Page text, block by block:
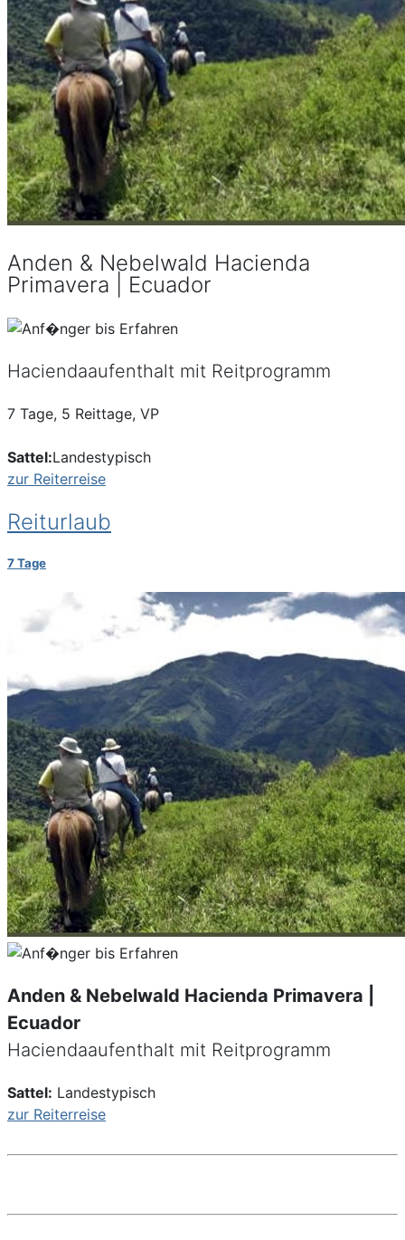
Anden & Nebelwald Hacienda
Primavera | Ecuador
Haciendaaufenthalt mit Reitprogramm
7 Tage, 5 Reittage, VP
Sattel:Landestypisch
zur Reiterreise
Reiturlaub
7 Tage
Anden & Nebelwald Hacienda Primavera |
Ecuador
Haciendaaufenthalt mit Reitprogramm
Sattel: Landestypisch
zur Reiterreise